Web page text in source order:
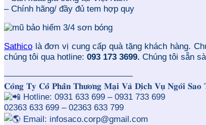
– Chính hãng/ đầy đủ tem hợp quy
Sathico là đơn vị cung cấp quà tặng khách hàng.
chúng tôi qua hotline: 093 173 3699. Chúng tôi sẵn
———————————————
𝐂𝐨̂𝐧𝐠 𝐓𝐲 𝐂𝐨̂̉ 𝐏𝐡𝐚̂̀𝐧 𝐓𝐡𝐮̛𝐨̛𝐧𝐠 𝐌𝐚̣𝐢 𝐕𝐚̀ 𝐃𝐢̣𝐜𝐡 𝐕𝐮̣ 𝐍𝐠𝐨̂𝐢
Hotline: 0931 633 699 – 0931 733 699
02363 633 699 – 02363 633 799
Email: infosaco.corp@gmail.com